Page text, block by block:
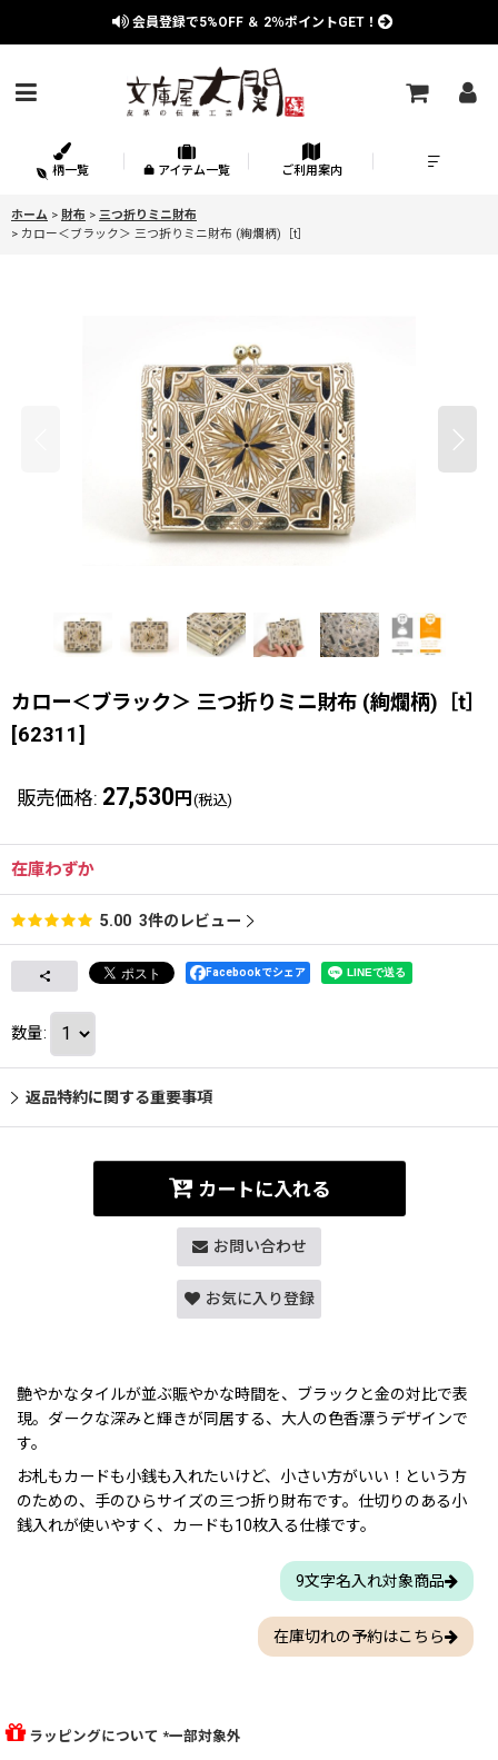
会員登録で5%OFF ＆ 2％ポイントGET！
柄一覧 アイテム一覧 ご利用案内
ホーム > 財布 > 三つ折りミニ財布
> カロー＜ブラック＞ 三つ折りミニ財布 (絢爛柄)［t］
カロー＜ブラック＞ 三つ折りミニ財布 (絢爛柄)［t］
[62311]
販売価格: 27,530 円 (税込)
在庫わずか
5.00 3件のレビュー
Facebookでシェア
数量:
返品特約に関する重要事項
カートに入れる
お問い合わせ
お気に入り登録
艶やかなタイルが並ぶ賑やかな時間を、ブラックと金の対比で表
現。ダークな深みと輝きが同居する、大人の色香漂うデザインで
す。
お札もカードも小銭も入れたいけど、小さい方がいい！という方
のための、手のひらサイズの三つ折り財布です。仕切りのある小
銭入れが使いやすく、カードも10枚入る仕様です。
9文字名入れ対象商品
在庫切れの予約はこちら
ラッピングについて *一部対象外